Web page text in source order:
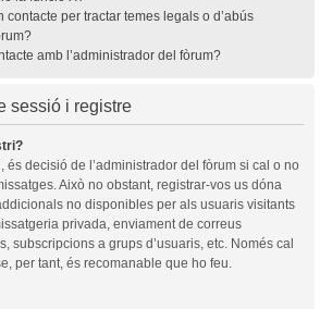
contacte per tractar temes legals o d’abús
amb l’administrador del fòrum?
sessió i registre
és decisió de l’administrador del fòrum si cal o no
Això no obstant, registrar-vos us dóna
no disponibles per als usuaris visitants
privada, enviament de correus
subscripcions a grups d’usuaris, etc. Només cal
per tant, és recomanable que ho feu.